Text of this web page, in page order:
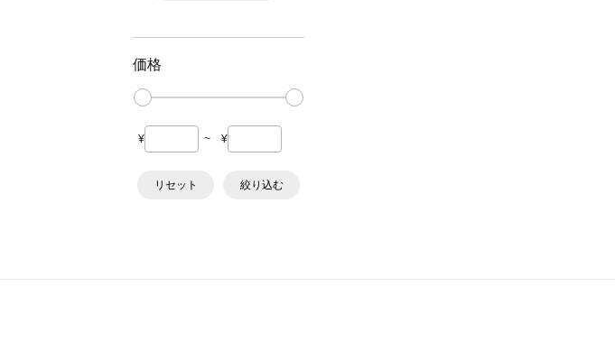
価格
¥ ~ ¥
リセット 絞り込む